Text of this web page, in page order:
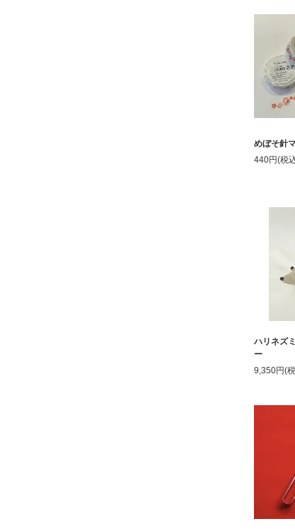
めぼそ針
440円(税
ハリネズ
ー
9,350円(